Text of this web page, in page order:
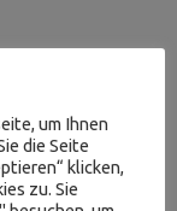
um Ihnen
die Seite
klicken,
zu. Sie